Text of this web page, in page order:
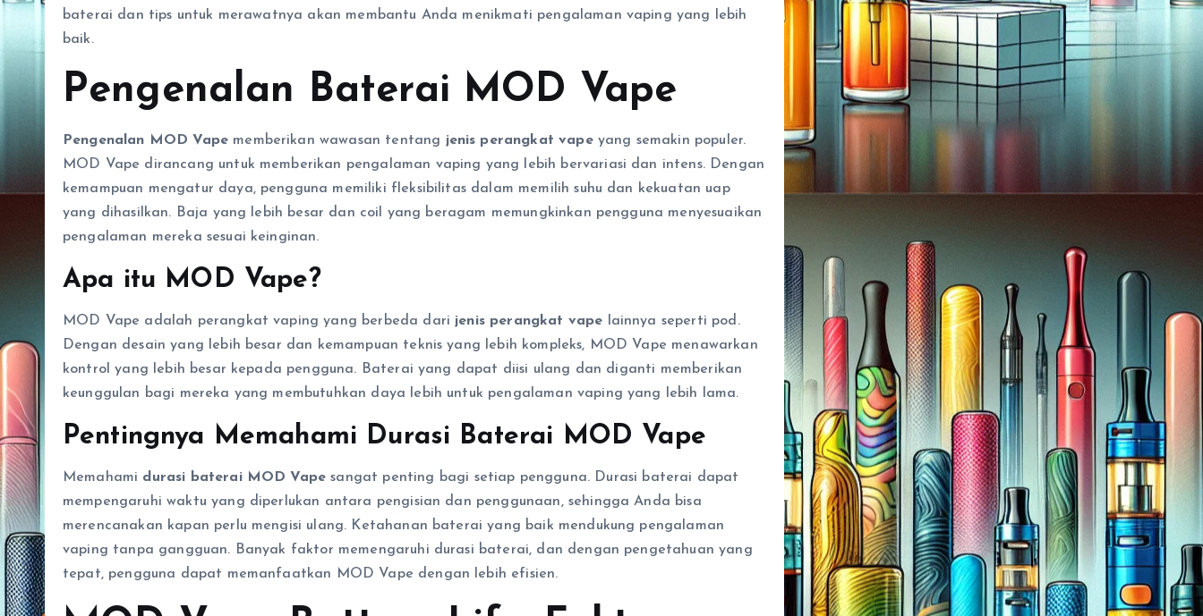
baterai dan tips untuk merawatnya akan membantu Anda menikmati pengalaman vaping yang lebih
baik.
Pengenalan Baterai MOD Vape
Pengenalan MOD Vape memberikan wawasan tentang jenis perangkat vapeyang semakin populer.
MOD Vape dirancang untuk memberikan pengalaman vaping yang lebih bervariasi dan intens. Dengan
kemampuan mengatur daya, pengguna memiliki fleksibilitas dalam memilih suhu dan kekuatan uap
yang dihasilkan. Baja yang lebih besar dan coil yang beragam memungkinkan pengguna menyesuaikan
pengalaman mereka sesuai keinginan.
Apa itu MOD Vape?
MOD Vape adalah perangkat vaping yang berbeda dari jenis perangkat vape lainnya seperti pod.
Dengan desain yang lebih besar dan kemampuan teknis yang lebih kompleks, MOD Vape menawarkan
kontrol yang lebih besar kepada pengguna. Baterai yang dapat diisi ulang dan diganti memberikan
keunggulan bagi mereka yang membutuhkan daya lebih untuk pengalaman vaping yang lebih lama.
Pentingnya Memahami Durasi Baterai MOD Vape
Memahami durasi baterai MOD Vape sangat penting bagi setiap pengguna. Durasi baterai dapat
mempengaruhi waktu yang diperlukan antara pengisian dan penggunaan, sehingga Anda bisa
merencanakan kapan perlu mengisi ulang. Ketahanan baterai yang baik mendukung pengalaman
vaping tanpa gangguan. Banyak faktor memengaruhi durasi baterai, dan dengan pengetahuan yang
tepat, pengguna dapat memanfaatkan MOD Vape dengan lebih efisien.